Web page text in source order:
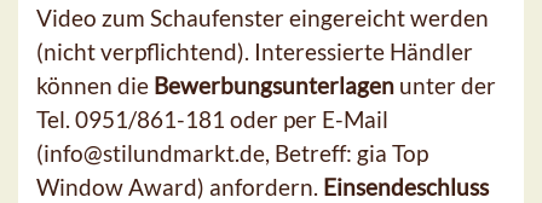
Video zum Schaufenster eingereicht werden
(nicht verpflichtend). Interessierte Händler
können die Bewerbungsunterlagen unter der
Tel. 0951/861-181 oder per E-Mail
(info@stilundmarkt.de, Betreff: gia Top
Window Award) anfordern. Einsendeschluss